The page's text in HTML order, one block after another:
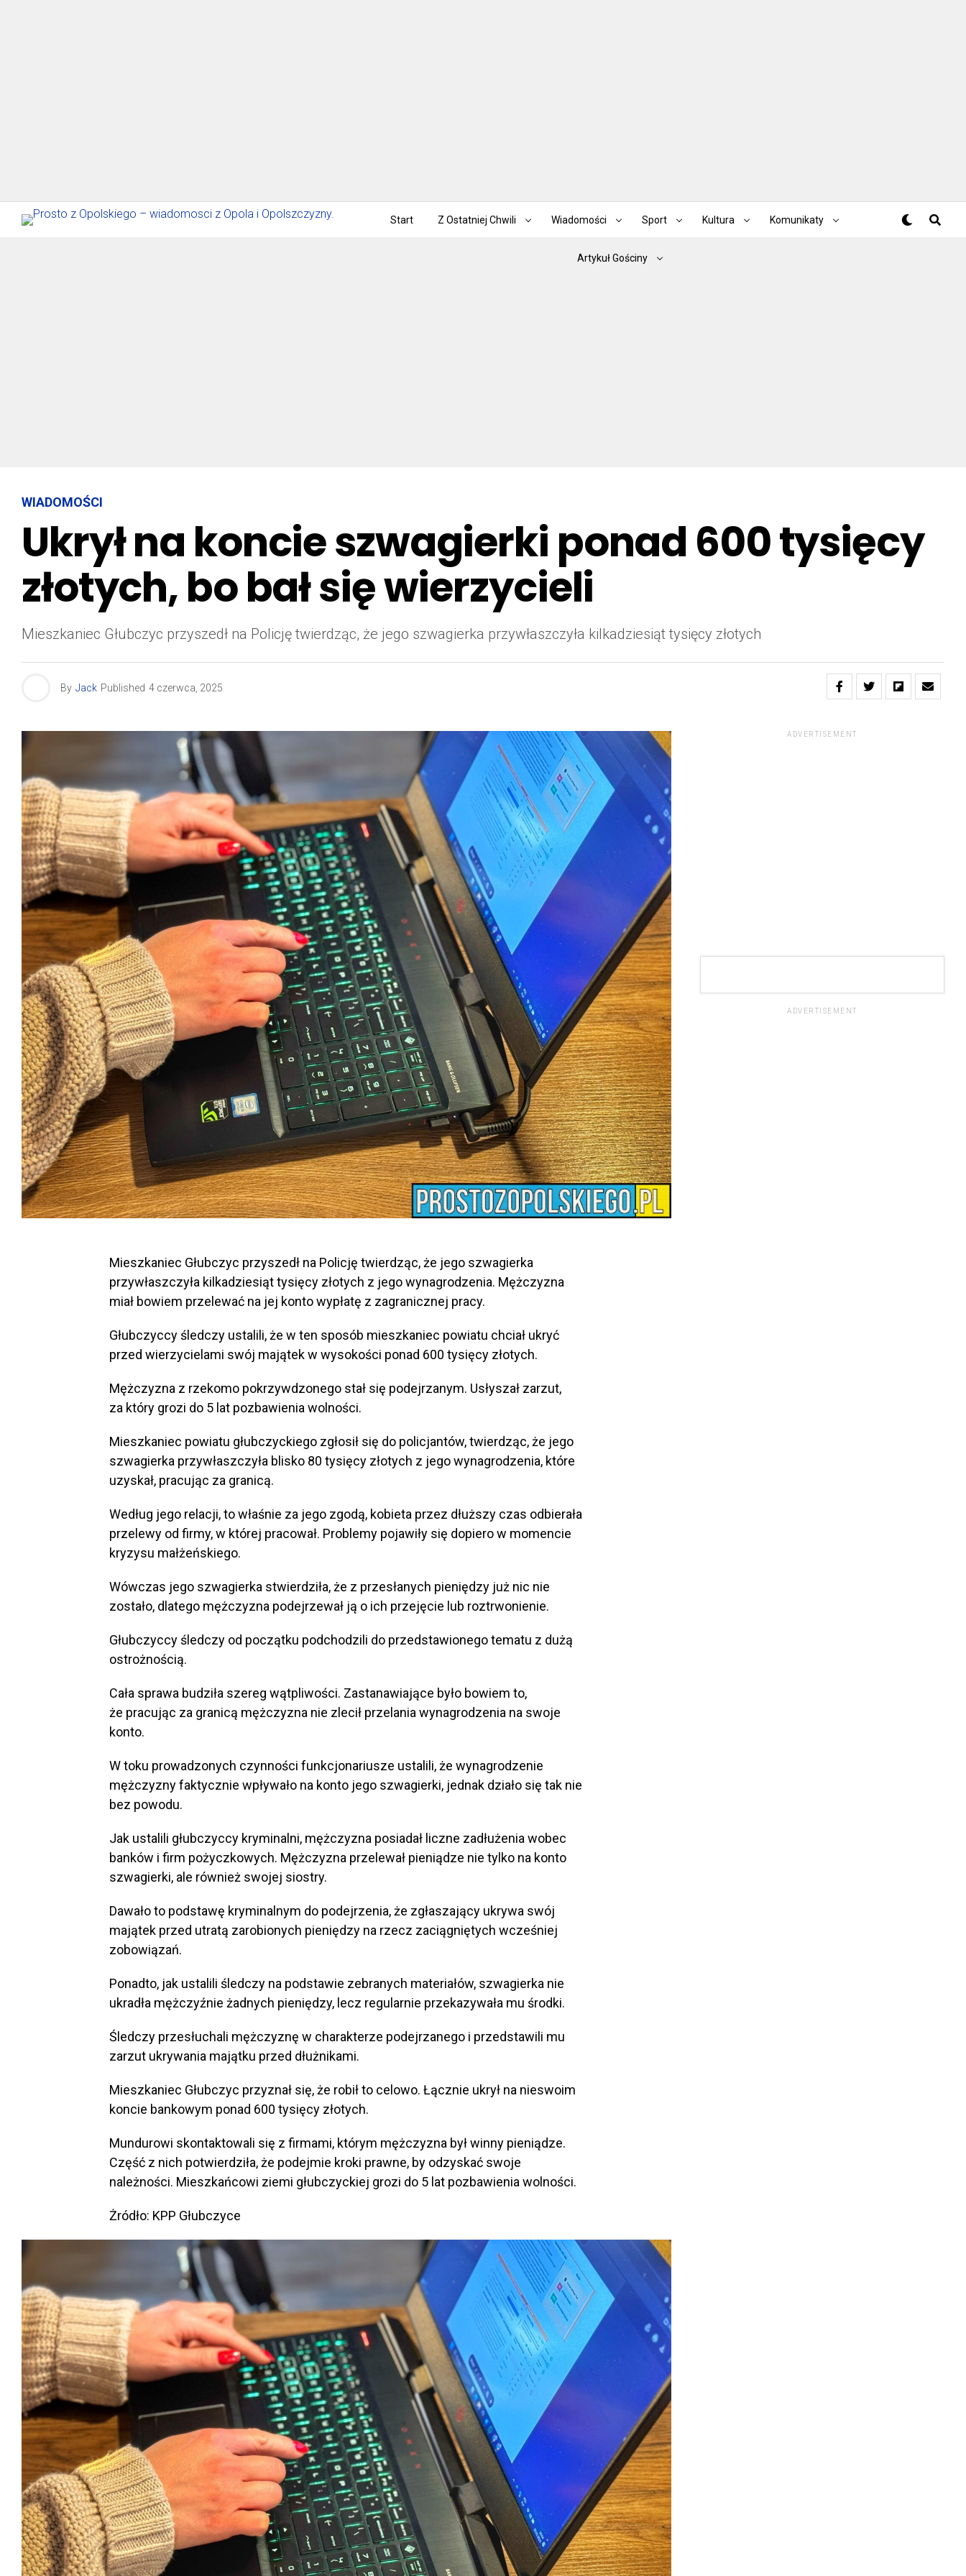
Start Z Ostatniej Chwili Wiadomości Sport Kultura Komunikaty
Artykuł Gościny
WIADOMOŚCI
Ukrył na koncie szwagierki ponad 600 tysięcy
złotych, bo bał się wierzycieli
Mieszkaniec Głubczyc przyszedł na Policję twierdząc, że jego szwagierka przywłaszczyła kilkadziesiąt tysięcy złotych
By Jack Published 4 czerwca, 2025
Mieszkaniec Głubczyc przyszedł na Policję twierdząc, że jego szwagierka
przywłaszczyła kilkadziesiąt tysięcy złotych z jego wynagrodzenia. Mężczyzna
miał bowiem przelewać na jej konto wypłatę z zagranicznej pracy.
Głubczyccy śledczy ustalili, że w ten sposób mieszkaniec powiatu chciał ukryć
przed wierzycielami swój majątek w wysokości ponad 600 tysięcy złotych.
Mężczyzna z rzekomo pokrzywdzonego stał się podejrzanym. Usłyszał zarzut,
za który grozi do 5 lat pozbawienia wolności.
Mieszkaniec powiatu głubczyckiego zgłosił się do policjantów, twierdząc, że jego
szwagierka przywłaszczyła blisko 80 tysięcy złotych z jego wynagrodzenia, które
uzyskał, pracując za granicą.
Według jego relacji, to właśnie za jego zgodą, kobieta przez dłuższy czas odbierała
przelewy od firmy, w której pracował. Problemy pojawiły się dopiero w momencie
kryzysu małżeńskiego.
Wówczas jego szwagierka stwierdziła, że z przesłanych pieniędzy już nic nie
zostało, dlatego mężczyzna podejrzewał ją o ich przejęcie lub roztrwonienie.
Głubczyccy śledczy od początku podchodzili do przedstawionego tematu z dużą
ostrożnością.
Cała sprawa budziła szereg wątpliwości. Zastanawiające było bowiem to,
że pracując za granicą mężczyzna nie zlecił przelania wynagrodzenia na swoje
konto.
W toku prowadzonych czynności funkcjonariusze ustalili, że wynagrodzenie
mężczyzny faktycznie wpływało na konto jego szwagierki, jednak działo się tak nie
bez powodu.
Jak ustalili głubczyccy kryminalni, mężczyzna posiadał liczne zadłużenia wobec
banków i firm pożyczkowych. Mężczyzna przelewał pieniądze nie tylko na konto
szwagierki, ale również swojej siostry.
Dawało to podstawę kryminalnym do podejrzenia, że zgłaszający ukrywa swój
majątek przed utratą zarobionych pieniędzy na rzecz zaciągniętych wcześniej
zobowiązań.
Ponadto, jak ustalili śledczy na podstawie zebranych materiałów, szwagierka nie
ukradła mężczyźnie żadnych pieniędzy, lecz regularnie przekazywała mu środki.
Śledczy przesłuchali mężczyznę w charakterze podejrzanego i przedstawili mu
zarzut ukrywania majątku przed dłużnikami.
Mieszkaniec Głubczyc przyznał się, że robił to celowo. Łącznie ukrył na nieswoim
koncie bankowym ponad 600 tysięcy złotych.
Mundurowi skontaktowali się z firmami, którym mężczyzna był winny pieniądze.
Część z nich potwierdziła, że podejmie kroki prawne, by odzyskać swoje
należności. Mieszkańcowi ziemi głubczyckiej grozi do 5 lat pozbawienia wolności.
Żródło: KPP Głubczyce
ADVERTISEMENT
ADVERTISEMENT